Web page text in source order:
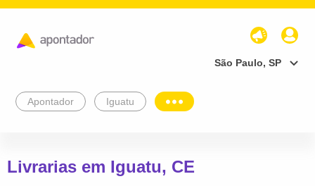
São Paulo, SP
Apontador Iguatu
Livrarias em Iguatu, CE